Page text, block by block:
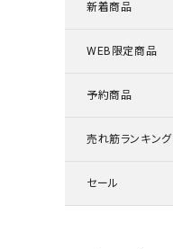
新着商品
WEB限定商品
予約商品
売れ筋ランキング
セール